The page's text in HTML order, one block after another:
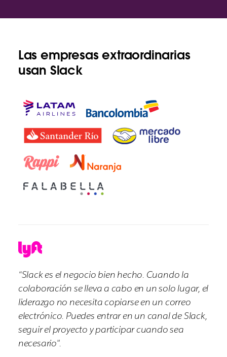
Las empresas extraordinarias
usan Slack
“Slack es el negocio bien hecho. Cuando la
colaboración se lleva a cabo en un solo lugar, el
liderazgo no necesita copiarse en un correo
electrónico. Puedes entrar en un canal de Slack,
seguir el proyecto y participar cuando sea
necesario".